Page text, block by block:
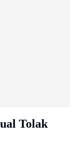
Tolak